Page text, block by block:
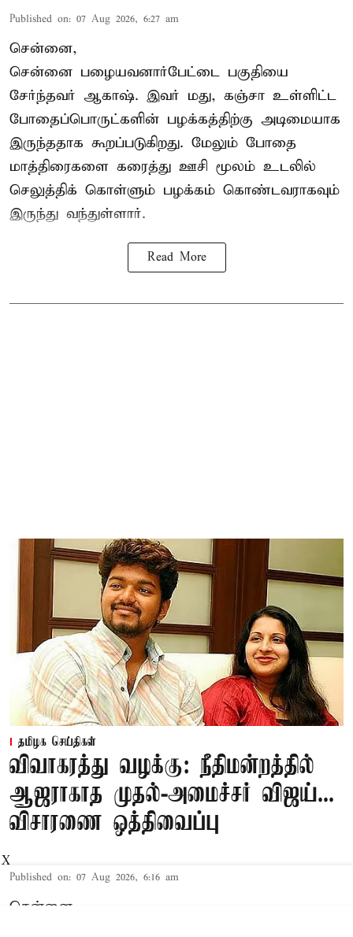
Published on: 07 Aug 2026, 6:27 am
சென்னை,
சென்னை பழையவனார்பேட்டை பகுதியை
சேர்ந்தவர் ஆகாஷ். இவர் மது, கஞ்சா உள்ளிட்ட
போதைப்பொருட்களின் பழக்கத்திற்கு அடிமையாக
இருந்ததாக கூறப்படுகிறது. மேலும் போதை
மாத்திரைகளை கரைத்து ஊசி மூலம் உடலில்
செலுத்திக் கொள்ளும் பழக்கம் கொண்டவராகவும்
இருந்து வந்துள்ளார்.
Read More
தமிழக செய்திகள்
விவாகரத்து வழக்கு: நீதிமன்றத்தில்
ஆஜராகாத முதல்-அமைச்சர் விஜய்...
விசாரணை ஒத்திவைப்பு
Published on: 07 Aug 2026, 6:16 am
சென்னை,
X